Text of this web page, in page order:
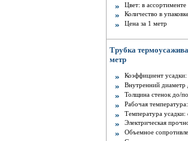
Цвет: в ассортименте
Количество в
Цена за 1 метр
Трубка
метр
Коэффициент усадки:
Внутренний диаметр
Толщина стенок до/
Рабочая
Температура
Электрическая
Объемное